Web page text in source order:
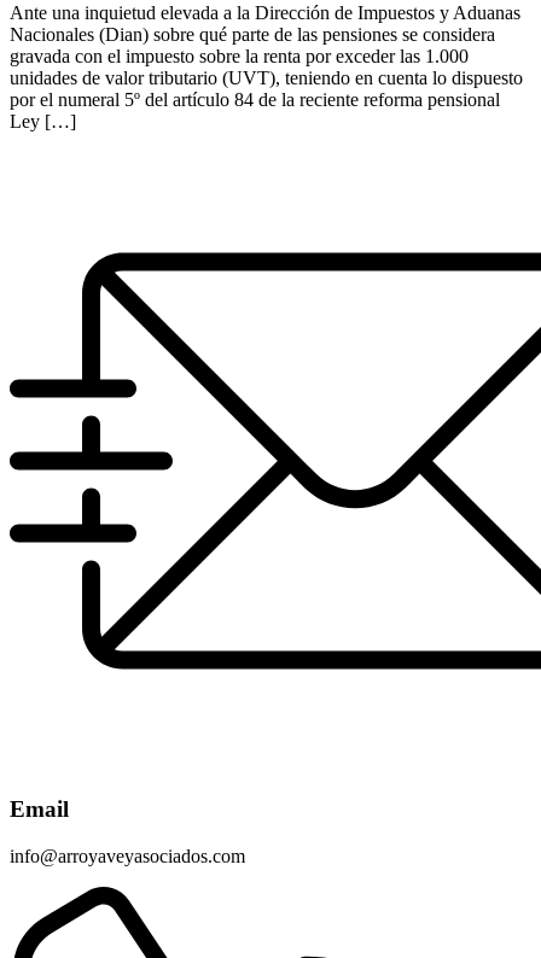
Ante una inquietud elevada a la Dirección de Impuestos y Aduanas
Nacionales (Dian) sobre qué parte de las pensiones se considera
gravada con el impuesto sobre la renta por exceder las 1.000
unidades de valor tributario (UVT), teniendo en cuenta lo dispuesto
por el numeral 5º del artículo 84 de la reciente reforma pensional
Ley […]
Email
info@arroyaveyasociados.com